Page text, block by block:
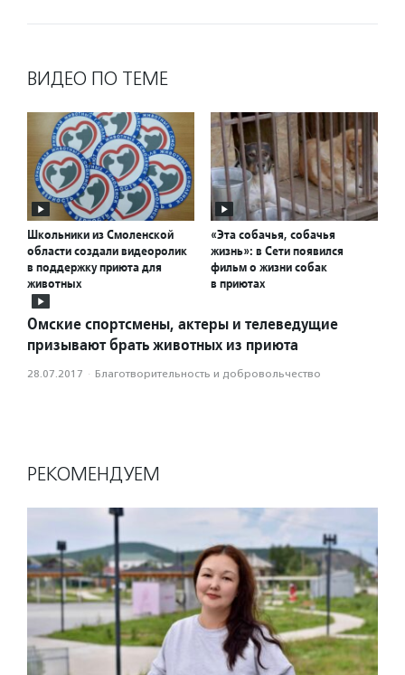
ВИДЕО ПО ТЕМЕ
Школьники из Смоленской
области создали видеоролик
в поддержку приюта для
животных
«Эта собачья, собачья
жизнь»: в Сети появился
фильм о жизни собак
в приютах
Омские спортсмены, актеры и телеведущие
призывают брать животных из приюта
28.07.2017 · Благотвори­тель­ность и доброволь­чест­во
РЕКОМЕНДУЕМ